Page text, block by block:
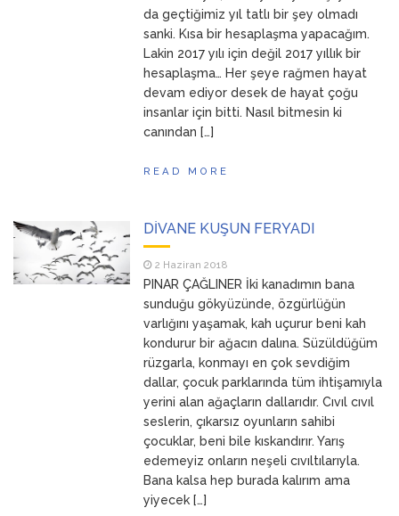
da geçtiğimiz yıl tatlı bir şey olmadı
sanki. Kısa bir hesaplaşma yapacağım.
Lakin 2017 yılı için değil 2017 yıllık bir
hesaplaşma… Her şeye rağmen hayat
devam ediyor desek de hayat çoğu
insanlar için bitti. Nasıl bitmesin ki
canından […]
READ MORE
DİVANE KUŞUN FERYADI
2 Haziran 2018
PINAR ÇAĞLINER İki kanadımın bana
sunduğu gökyüzünde, özgürlüğün
varlığını yaşamak, kah uçurur beni kah
kondurur bir ağacın dalına. Süzüldüğüm
rüzgarla, konmayı en çok sevdiğim
dallar, çocuk parklarında tüm ihtişamıyla
yerini alan ağaçların dallarıdır. Cıvıl cıvıl
seslerin, çıkarsız oyunların sahibi
çocuklar, beni bile kıskandırır. Yarış
edemeyiz onların neşeli cıvıltılarıyla.
Bana kalsa hep burada kalırım ama
yiyecek […]